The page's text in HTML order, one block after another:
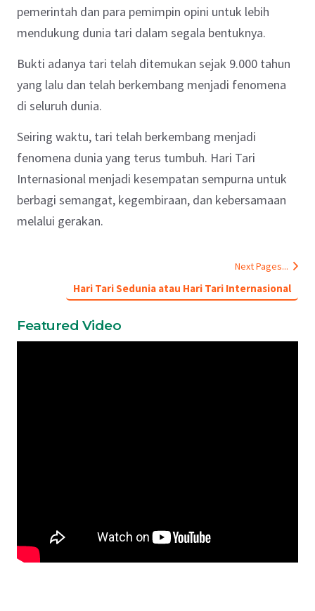
pemerintah dan para pemimpin opini untuk lebih
mendukung dunia tari dalam segala bentuknya.
Bukti adanya tari telah ditemukan sejak 9.000 tahun
yang lalu dan telah berkembang menjadi fenomena
di seluruh dunia.
Seiring waktu, tari telah berkembang menjadi
fenomena dunia yang terus tumbuh. Hari Tari
Internasional menjadi kesempatan sempurna untuk
berbagi semangat, kegembiraan, dan kebersamaan
melalui gerakan.
Next Pages...
Hari Tari Sedunia atau Hari Tari Internasional
Featured Video